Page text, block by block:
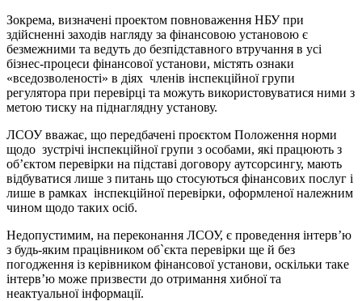
Зокрема, визначені проектом повноваження НБУ при
здійсненні заходів нагляду за фінансовою установою є
безмежними та ведуть до безпідставного втручання в усі
бізнес-процеси фінансової установи, містять ознаки
«вседозволеності» в діях членів інспекційної групи
регулятора при перевірці та можуть використовуватися ними з
метою тиску на піднаглядну установу.
ЛСОУ вважає, що передбачені проєктом Положення норми
щодо зустрічі інспекційної групи з особами, які працюють з
об’єктом перевірки на підставі договору аутсорсингу, мають
відбуватися лише з питань що стосуються фінансових послуг і
лише в рамках інспекційної перевірки, оформленої належним
чином щодо таких осіб.
Недопустимим, на переконання ЛСОУ, є проведення інтерв’ю
з будь-яким працівником об`єкта перевірки ще й без
погодження із керівником фінансової установи, оскільки таке
інтерв’ю може призвести до отримання хибної та
неактуальної інформації.